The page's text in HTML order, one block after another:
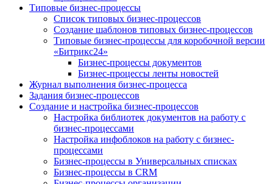
Типовые бизнес-процессы
Список типовых бизнес-процессов
Создание шаблонов типовых бизнес-процессов
Типовые бизнес-процессы для коробочной версии
«Битрикс24»
Бизнес-процессы документов
Бизнес-процессы ленты новостей
Журнал выполнения бизнес-процесса
Задания бизнес-процессов
Создание и настройка бизнес-процессов
Настройка библиотек документов на работу с
бизнес-процессами
Настройка инфоблоков на работу с бизнес-
процессами
Бизнес-процессы в Универсальных списках
Бизнес-процессы в CRM